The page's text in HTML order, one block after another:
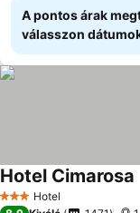
A pontos árak
válasszon
3 Kategória
Hotel
Hotel Cimarosa